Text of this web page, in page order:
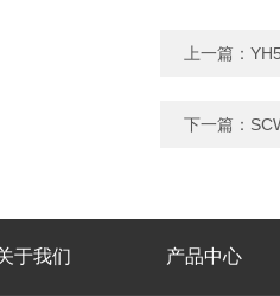
上一篇：
下一篇：
于我们 产品中心